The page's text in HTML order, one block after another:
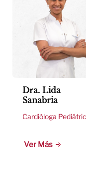
Dra. Lida
Sanabria
Cardióloga
Ver Más